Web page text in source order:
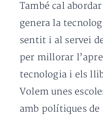
També cal
genera la
sentit i al servei
per millorar
tecnologia i els
Volem unes
amb polítiques de